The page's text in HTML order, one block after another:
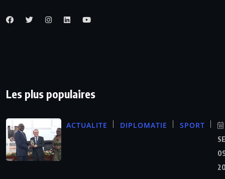
Les plus populaires
ACTUALITE DIPLOMATIE SPORT